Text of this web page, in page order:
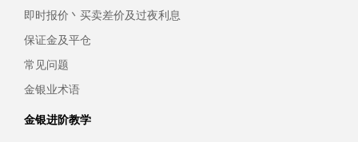
即时报价丶买卖差价及过夜利息
保证金及平仓
常见问题
金银业术语
金银进阶教学